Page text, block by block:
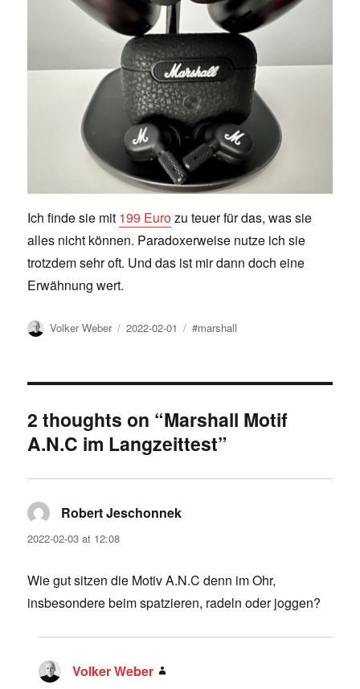
Ich finde sie mit 199 Eurozu teuer für das, was sie
alles nicht können. Paradoxerweise nutze ich sie
trotzdem sehr oft. Und das ist mir dann doch eine
Erwähnung wert.
Author
Volker Weber
Posted
2022-02-01 Tags
#marshall
2 thoughts on “Marshall Motif
A.N.C im Langzeittest”
Robert Jeschonnek
2022-02-03 at 12:08
Wie gut sitzen die Motiv A.N.C denn im Ohr,
insbesondere beim spatzieren, radeln oder joggen?
Volker Weber